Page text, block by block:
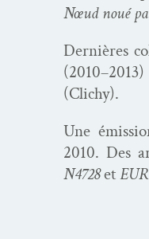
Nœud noué
Dernières
(Clichy).
Une
2010. Des
N4728et